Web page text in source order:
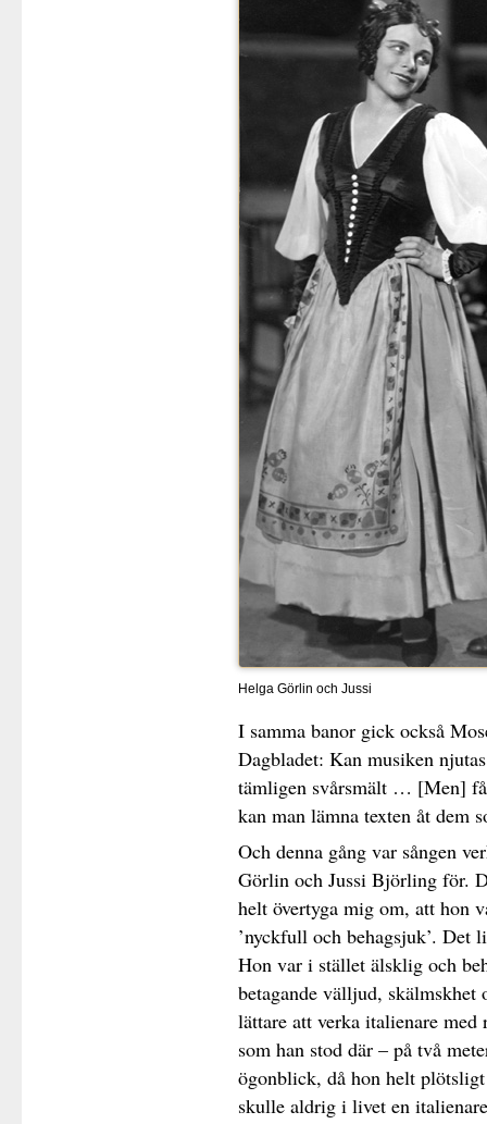
Helga Görlin och Jussi
I samma banor gick också
Dagbladet: Kan musiken
tämligen svårsmält … [Men]
kan man lämna texten åt dem
Och denna gång var sången
Görlin och Jussi Björling för.
helt övertyga mig om, att hon
’nyckfull och behagsjuk’.
Hon var i stället älsklig och
betagande välljud,
lättare att verka italienare med
som han stod där – på två
ögonblick, då hon helt
skulle aldrig i livet en